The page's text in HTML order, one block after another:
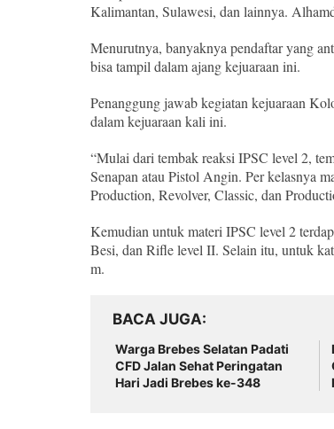
Kalimantan, Sulawesi, dan lainnya.
Menurutnya, banyaknya pendaftar yang
bisa tampil dalam ajang kejuaraan ini.
Penanggung jawab kegiatan kejuaraan
dalam kejuaraan kali ini.
“Mulai dari tembak reaksi IPSC level 2,
Senapan atau Pistol Angin. Per kelasnya
Production, Revolver, Classic, dan
Kemudian untuk materi IPSC level 2
Besi, dan Rifle level II. Selain itu, untuk
m.
BACA JUGA
Warga Brebes Selatan Padati
CFD Jalan Sehat Peringatan
Hari Jadi Brebes ke-348